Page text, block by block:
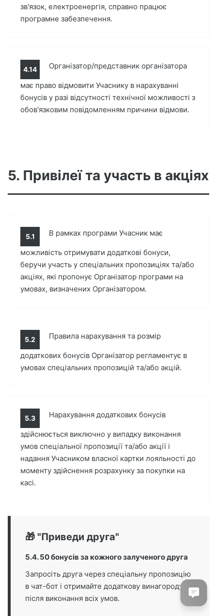
зв'язок, електроенергія, справно працює
програмне забезпечення.
4.14 Організатор/представник організатора
має право відмовити Учаснику в нарахуванні
бонусів у разі відсутності технічної можливості з
обов'язковим повідомленням причини відмови.
5. Привілеї та участь в акціях
5.1 В рамках програми Учасник має
можливість отримувати додаткові бонуси,
беручи участь у спеціальних пропозиціях та/або
акціях, які пропонує Організатор програми на
умовах, визначених Організатором.
5.2 Правила нарахування та розмір
додаткових бонусів Організатор регламентує в
умовах спеціальних пропозицій та/або акцій.
5.3 Нарахування додаткових бонусів
здійснюється виключно у випадку виконання
умов спеціальної пропозиції та/або акції і
надання Учасником власної картки лояльності до
моменту здійснення розрахунку за покупки на
касі.
🎁 "Приведи друга"
5.4. 50 бонусів за кожного залученого друга
Запросіть друга через спеціальну пропозицію
в чат-бот і отримайте додаткову винагороду
після виконання всіх умов.